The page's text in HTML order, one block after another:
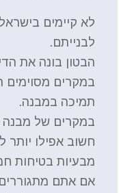
לא קיימים
לבנייתם.
הבטון בונה את
במקרים מסוימים
תמיכה במבנה.
במקרים של מבנה
חשוב אפילו יותר
מבעיות בטיחות
אם אתם